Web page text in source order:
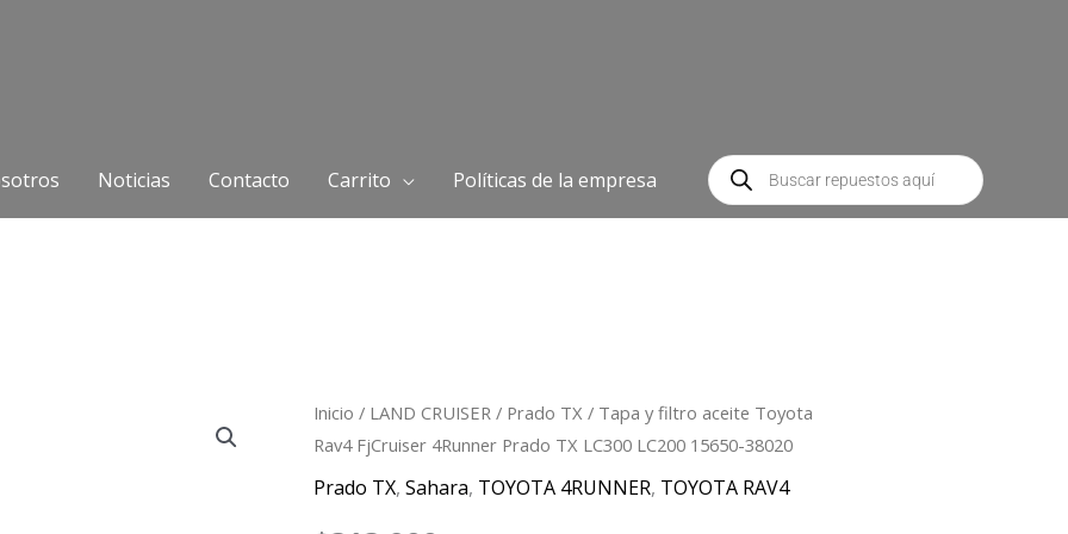
Noticias Contacto Carrito Políticas de la empresa
Búsqueda
de
productos
Inicio / LAND CRUISER / Prado TX / Tapa y filtro aceite Toyota
Rav4 FjCruiser 4Runner Prado TX LC300 LC200 15650-38020
Prado TX,Sahara, TOYOTA 4RUNNER, TOYOTA RAV4
Tapa
y
filtro